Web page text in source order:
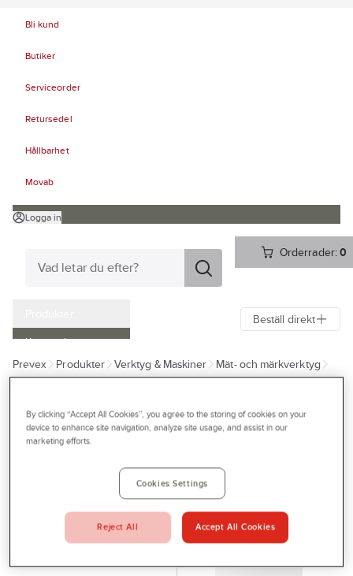
Bli kund
Butiker
Serviceorder
Retursedel
Hållbarhet
Movab
Logga in
Orderrader:0
Kampanjer
Outlet
Bli kund
Profilshop
Serviceverkstad
Företagsprofilering
Beställ direkt
Prevex Produkter Verktyg & Maskiner
Mät- och märkverktyg
IRONSIDE
Ironside
5MX19MM
STÅL IRONSIDE
100396
By clicking “Accept All Cookies”, you agree to the storing of cookies on your
device to enhance site navigation, analyze site usage, and assist in our
marketing efforts.
Cookies Settings
Reject All Accept All Cookies